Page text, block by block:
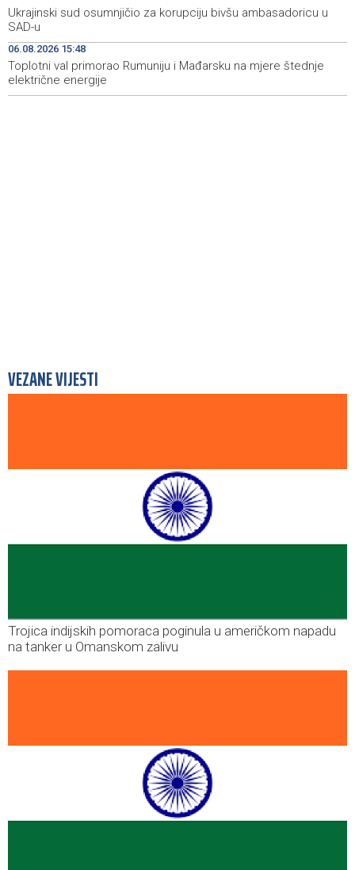
19:32
Velika nagrada Britanije ostaje u MotoGP kalendaru do
2028. godine
19:29
Španska krajnja ljevica i desnica ujedinjene protiv
Maroka kao suorganizatora SP 2030.
Ukrajinski sud osumnjičio za korupciju bivšu ambasadoricu u
SAD-u
06.08.2026 15:48
Toplotni val primorao Rumuniju i Mađarsku na mjere štednje
električne energije
VEZANE VIJESTI
Trojica indijskih pomoraca poginula u američkom napadu
na tanker u Omanskom zalivu